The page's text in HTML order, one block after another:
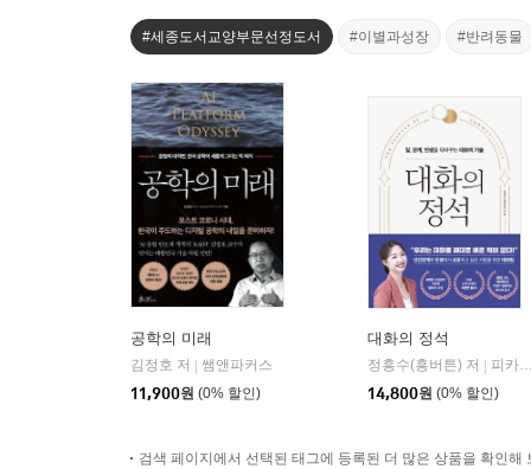
#세종도서교양부문선정도서 #이별과성장 #반려동물
공학의 미래
김정호 저
쌤앤파커스
11,900원 (0% 할인)
대화의 정석
정흥수(흥버튼) 저
피카(FIKA)
14,800원 (0% 할인)
검색 페이지에서 선택된 태그에 등록된 더 많은 상품을 확인해